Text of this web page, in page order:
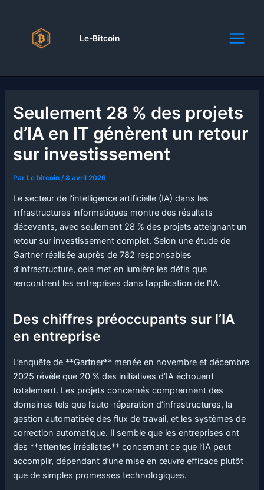
contenu
Le-Bitcoin
Seulement 28 % des projets
d’IA en IT génèrent un retour
sur investissement
Par Le bitcoin/8 avril 2026
Le secteur de l’intelligence artificielle (IA) dans les
infrastructures informatiques montre des résultats
décevants, avec seulement 28 % des projets atteignant un
retour sur investissement complet. Selon une étude de
Gartner réalisée auprès de 782 responsables
d’infrastructure, cela met en lumière les défis que
rencontrent les entreprises dans l’application de l’IA.
Des chiffres préoccupants sur l’IA
en entreprise
L’enquête de **Gartner** menée en novembre et décembre
2025 révèle que 20 % des initiatives d’IA échouent
totalement. Les projets concernés comprennent des
domaines tels que l’auto-réparation d’infrastructures, la
gestion automatisée des flux de travail, et les systèmes de
correction automatique. Il semble que les entreprises ont
des **attentes irréalistes** concernant ce que l’IA peut
accomplir, dépendant d’une mise en œuvre efficace plutôt
que de simples promesses technologiques.